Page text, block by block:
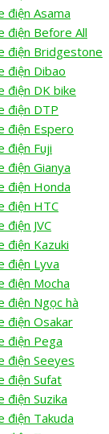
điện Asama
điện Before All
điện Bridgestone
điện Dibao
điện DK bike
điện DTP
điện Espero
điện Fuji
điện Gianya
điện Honda
điện HTC
điện JVC
điện Kazuki
điện Lyva
điện Mocha
điện Ngọc hà
điện Osakar
điện Pega
điện Seeyes
điện Sufat
điện Suzika
điện Takuda